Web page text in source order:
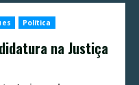
Política
na Justiça